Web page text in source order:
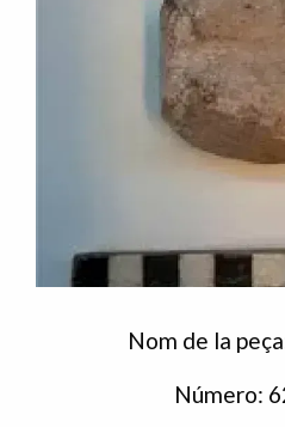
Nom de la
Número: